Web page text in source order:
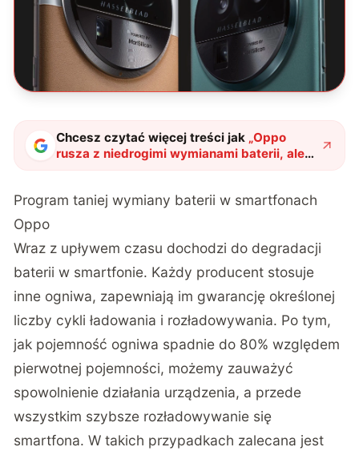
Chcesz czytać więcej treści jak „Oppo
rusza z niedrogimi wymianami baterii, ale
tylko dla wybranych"?
Program taniej wymiany baterii w smartfonach
Oppo
Wraz z upływem czasu dochodzi do degradacji
baterii w smartfonie. Każdy producent stosuje
inne ogniwa, zapewniają im gwarancję określonej
liczby cykli ładowania i rozładowywania. Po tym,
jak pojemność ogniwa spadnie do 80% względem
pierwotnej pojemności, możemy zauważyć
spowolnienie działania urządzenia, a przede
wszystkim szybsze rozładowywanie się
smartfona. W takich przypadkach zalecana jest